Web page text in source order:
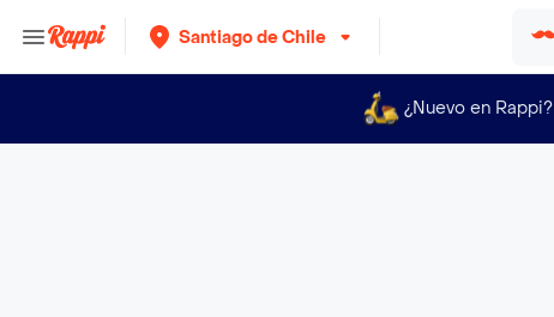
Santiago de Chile
¿Nuevo en Rappi?